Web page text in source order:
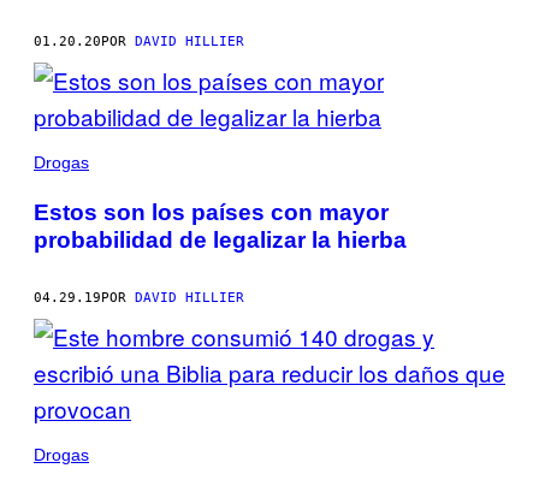
01.20.20POR DAVID HILLIER
Drogas
Estos son los países con mayor
probabilidad de legalizar la hierba
04.29.19POR DAVID HILLIER
Drogas